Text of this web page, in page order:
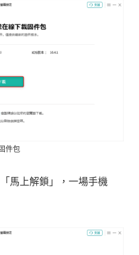
件包
馬上解鎖」，一場手機